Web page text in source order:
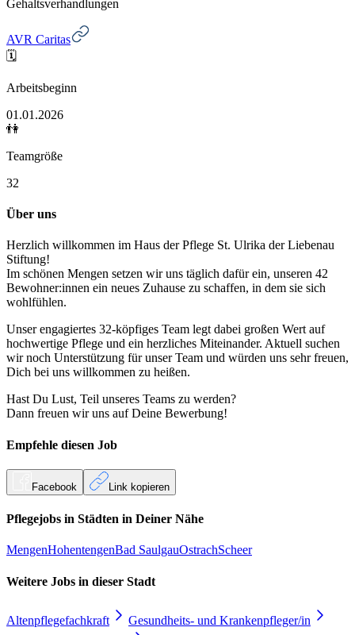
Gehaltsverhandlungen
AVR Caritas
🗓️
Arbeitsbeginn
01.01.2026
👫
Teamgröße
32
Über uns
Herzlich willkommen im Haus der Pflege St. Ulrika der Liebenau
Stiftung!
Im schönen Mengen setzen wir uns täglich dafür ein, unseren 42
Bewohner:innen ein neues Zuhause zu schaffen, in dem sie sich
wohlfühlen.
Unser engagiertes 32-köpfiges Team legt dabei großen Wert auf
hochwertige Pflege und ein herzliches Miteinander. Aktuell suchen
wir noch Unterstützung für unser Team und würden uns sehr freuen,
Dich bei uns willkommen zu heißen.
Hast Du Lust, Teil unseres Teams zu werden?
Dann freuen wir uns auf Deine Bewerbung!
Empfehle diesen Job
Facebook Link kopieren
Pflegejobs in Städten in Deiner Nähe
MengenHohentengenBad SaulgauOstrachScheer
Weitere Jobs in dieser Stadt
Altenpflegefachkraft Gesundheits- und Krankenpfleger/in